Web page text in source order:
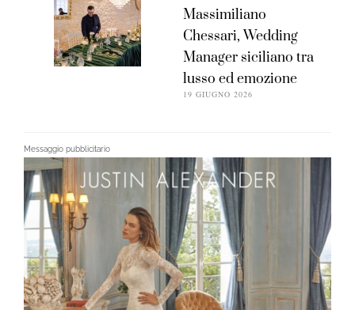
Massimiliano
Chessari, Wedding
Manager siciliano tra
lusso ed emozione
19 GIUGNO 2026
Messaggio pubblicitario